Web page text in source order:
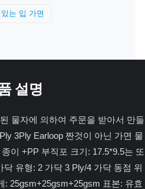
는 입 가면
설명
물자에 의하여 주문을 받아서 만들
3Ply Earloop 짠것이 아닌 가면 물
이 +PP 부직포 크기: 17.5*9.5는 또
유형: 2 가닥 3 Ply/4 가닥 동점 위
: 25gsm+25gsm+25gsm 표본: 유효